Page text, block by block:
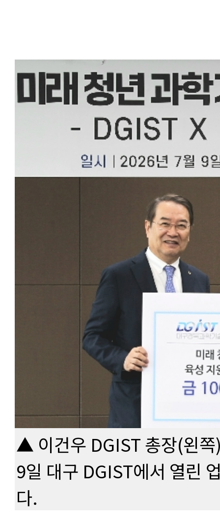
▲ 이건우 DGIST 총장(왼
9일 대구 DGIST에서 열린
다.